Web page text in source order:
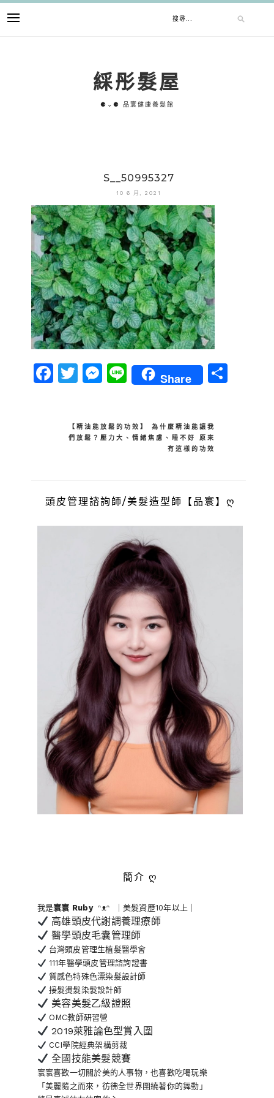
關
綵彤髮屋
⚈⌄⚈ 品寰健康養髮館
S__50995327
10 6 月, 2021
Facebook
Twitter
Messenger
LineShare
分
【精油能放鬆的功效】 為什麼精油能讓我
們放鬆？壓力大、情緒焦慮、睡不好 原來
有這樣的功效
頭皮管理諮詢師/美髮造型師【品寰】ღ
簡介 ღ
我是寰寰 Rubyᵔᴥᵔ ｜美髮資歷10年以上｜
高雄頭皮代謝調養理療師
醫學頭皮毛囊管理師
台灣頭皮管理生植髮醫學會
111年醫學頭皮管理諮詢證書
質感色特殊色漂染髮設計師
接髮燙髮染髮設計師
美容美髮乙級證照
OMC教師研習營
2019萊雅論色型賞入圍
CCI學院經典架構剪裁
全國技能美髮競賽
寰寰喜歡一切關於美的人事物，也喜歡吃喝玩樂
「美麗隨之而來，彷彿全世界圍繞著你的舞動」